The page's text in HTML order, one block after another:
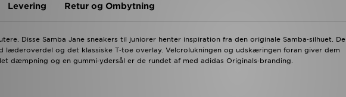
Levering Retur og Ombytning
Disse Samba Jane sneakers til juniorer henter inspiration fra den originale Samba‑silhuet. De
læderoverdel og det klassiske T‑toe overlay. Velcrolukningen og udskæringen foran giver dem
dæmpning og en gummi‑ydersål er de rundet af med adidas Originals‑branding.